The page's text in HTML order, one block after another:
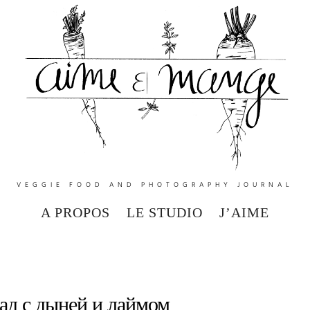
VEGGIE FOOD AND PHOTOGRAPHY JOURNAL
A PROPOS LE STUDIO J’AIME
с дыней и лаймом